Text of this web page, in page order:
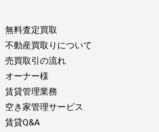
無料査定買取
不動産買取りについて
売買取引の流れ
オーナー様
賃貸管理業務
空き家管理サービス
賃貸Q&A